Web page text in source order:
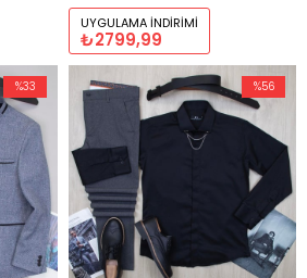
UYGULAMA İNDIRIMI
₺2799,99
%33 %56